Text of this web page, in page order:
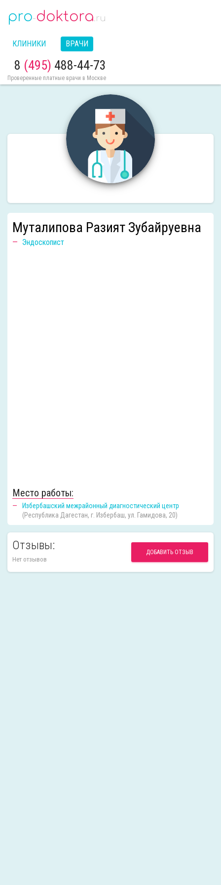
pro-doktora.ru
КЛИНИКИ ВРАЧИ
8 (495) 488-44-73
Проверенные платные врачи в Москве
Муталипова Разият Зубайруевна
Эндоскопист
Место работы:
Избербашский межрайонный диагностический центр
(Республика Дагестан, г. Избербаш, ул. Гамидова, 20)
ДОБАВИТЬ ОТЗЫВ
Отзывы:
Нет отзывов